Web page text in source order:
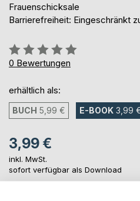
Frauenschicksale
Barrierefreiheit: Eingeschränkt
Bewertung::
0%
0 Bewertungen
erhältlich als:
BUCH 5,99 € E-BOOK 3,99
3,99 €
inkl. MwSt.
sofort verfügbar als Download